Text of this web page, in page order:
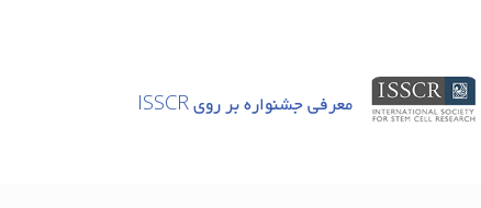
معرفی جشنواره بر روی ISSCR